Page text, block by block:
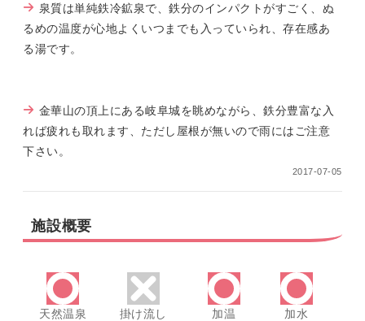
泉質は単純鉄冷鉱泉で、鉄分のインパクトがすごく、ぬ
るめの温度が心地よくいつまでも入っていられ、存在感あ
る湯です。
金華山の頂上にある岐阜城を眺めながら、鉄分豊富な入
れば疲れも取れます、ただし屋根が無いので雨にはご注意
下さい。
2017-07-05
施設概要
天然温泉 掛け流し 加温 加水